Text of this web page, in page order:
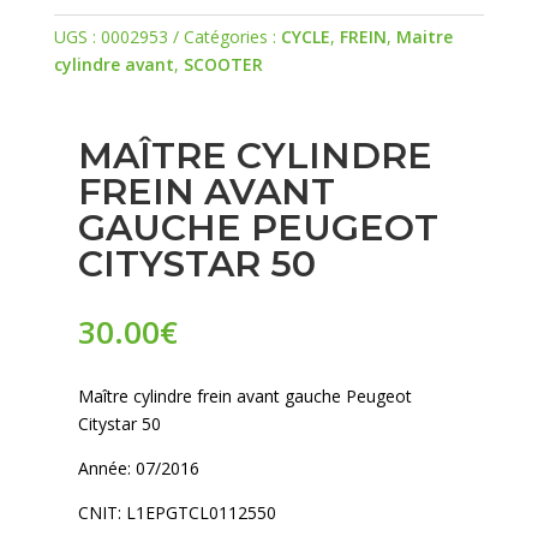
UGS : 0002953 Catégories : CYCLE, FREIN, Maitre
cylindre avant, SCOOTER
MAÎTRE CYLINDRE
FREIN AVANT
GAUCHE PEUGEOT
CITYSTAR 50
30.00€
Maître cylindre frein avant gauche Peugeot
Citystar 50
Année: 07/2016
CNIT: L1EPGTCL0112550